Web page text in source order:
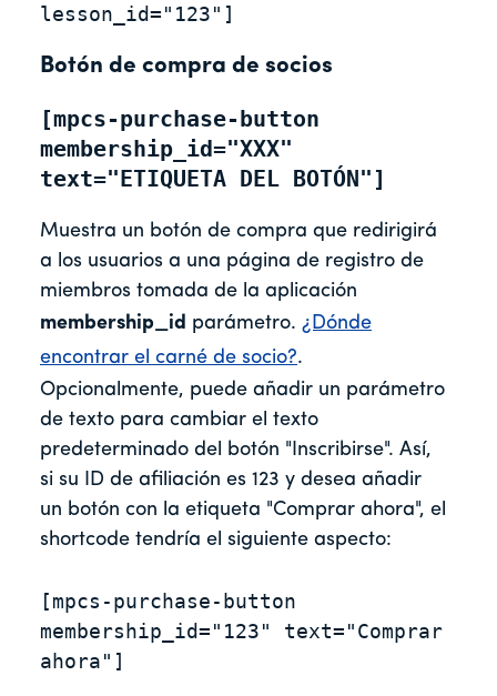
lesson_id="123"]
Botón de compra de socios
[mpcs-purchase-button
membership_id="XXX"
text="ETIQUETA DEL BOTÓN"]
Muestra un botón de compra que redirigirá
a los usuarios a una página de registro de
miembros tomada de la aplicación
membership_id parámetro. ¿Dónde
encontrar el carné de socio?.
Opcionalmente, puede añadir un parámetro
de texto para cambiar el texto
predeterminado del botón "Inscribirse". Así,
si su ID de afiliación es 123 y desea añadir
un botón con la etiqueta "Comprar ahora", el
shortcode tendría el siguiente aspecto:
[mpcs-purchase-button
membership_id="123" text="Comprar
ahora"]